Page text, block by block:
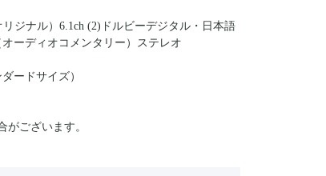
ジナル）6.1ch (2)ドルビーデジタル・日本語
ーディオコメンタリー）ステレオ
ードサイズ）
ございます。